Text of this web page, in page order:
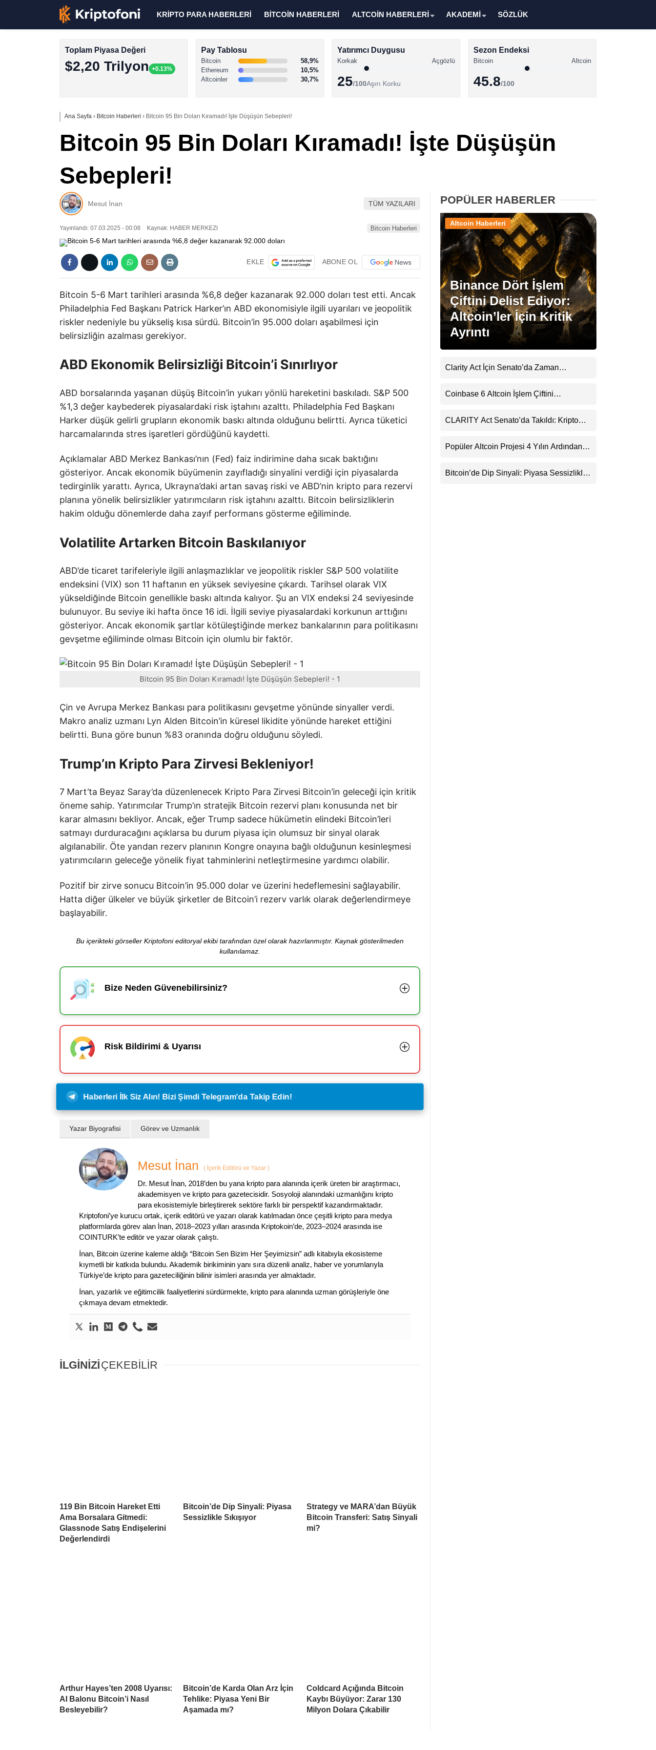
Altcoin Haberleri
XRP Haberleri
Memecoin Haberleri
Stablecoin Haberleri
Facebook
Instagram
LinkedIn
Telegram
KRİPTO PARA HABERLERİ BİTCOİN HABERLERİ ALTCOİN HABERLERİ AKADEMİ SÖZLÜK
Toplam Piyasa Değeri
$2,20 Trilyon +0.13%
Pay Tablosu
Bitcoin
58,9%
Ethereum
10,5%
Altcoinler
30,7%
Yatırımcı Duygusu
Korkak Açgözlü
25/100Aşırı Korku
Sezon Endeksi
Bitcoin Altcoin
45.8/100
Ana Sayfa › Bitcoin Haberleri › Bitcoin 95 Bin Doları Kıramadı! İşte Düşüşün Sebepleri!
Bitcoin 95 Bin Doları Kıramadı! İşte Düşüşün
Sebepleri!
Mesut İnan TÜM YAZILARI
Yayınlandı: 07.03.2025 - 00:08 Kaynak: HABER MERKEZI Bitcoin Haberleri
EKLE ABONE OL
Bitcoin 5-6 Mart tarihleri arasında %6,8 değer kazanarak 92.000 doları test etti. Ancak
Philadelphia Fed Başkanı Patrick Harker’ın ABD ekonomisiyle ilgili uyarıları ve jeopolitik
riskler nedeniyle bu yükseliş kısa sürdü. Bitcoin’in 95.000 doları aşabilmesi için
belirsizliğin azalması gerekiyor.
ABD Ekonomik Belirsizliği Bitcoin’i Sınırlıyor
ABD borsalarında yaşanan düşüş Bitcoin’in yukarı yönlü hareketini baskıladı. S&P 500
%1,3 değer kaybederek piyasalardaki risk iştahını azalttı. Philadelphia Fed Başkanı
Harker düşük gelirli grupların ekonomik baskı altında olduğunu belirtti. Ayrıca tüketici
harcamalarında stres işaretleri gördüğünü kaydetti.
Açıklamalar ABD Merkez Bankası’nın (Fed) faiz indirimine daha sıcak baktığını
gösteriyor. Ancak ekonomik büyümenin zayıfladığı sinyalini verdiği için piyasalarda
tedirginlik yarattı. Ayrıca, Ukrayna’daki artan savaş riski ve ABD’nin kripto para rezervi
planına yönelik belirsizlikler yatırımcıların risk iştahını azalttı. Bitcoin belirsizliklerin
hakim olduğu dönemlerde daha zayıf performans gösterme eğiliminde.
Volatilite Artarken Bitcoin Baskılanıyor
ABD’de ticaret tarifeleriyle ilgili anlaşmazlıklar ve jeopolitik riskler S&P 500 volatilite
endeksini (VIX) son 11 haftanın en yüksek seviyesine çıkardı. Tarihsel olarak VIX
yükseldiğinde Bitcoin genellikle baskı altında kalıyor. Şu an VIX endeksi 24 seviyesinde
bulunuyor. Bu seviye iki hafta önce 16 idi. İlgili seviye piyasalardaki korkunun arttığını
gösteriyor. Ancak ekonomik şartlar kötüleştiğinde merkez bankalarının para politikasını
gevşetme eğiliminde olması Bitcoin için olumlu bir faktör.
Bitcoin 95 Bin Doları Kıramadı! İşte Düşüşün Sebepleri! - 1
Çin ve Avrupa Merkez Bankası para politikasını gevşetme yönünde sinyaller verdi.
Makro analiz uzmanı Lyn Alden Bitcoin’in küresel likidite yönünde hareket ettiğini
belirtti. Buna göre bunun %83 oranında doğru olduğunu söyledi.
Trump’ın Kripto Para Zirvesi Bekleniyor!
7 Mart’ta Beyaz Saray’da düzenlenecek Kripto Para Zirvesi Bitcoin’in geleceği için kritik
öneme sahip. Yatırımcılar Trump’ın stratejik Bitcoin rezervi planı konusunda net bir
karar almasını bekliyor. Ancak, eğer Trump sadece hükümetin elindeki Bitcoin’leri
satmayı durduracağını açıklarsa bu durum piyasa için olumsuz bir sinyal olarak
algılanabilir. Öte yandan rezerv planının Kongre onayına bağlı olduğunun kesinleşmesi
yatırımcıların geleceğe yönelik fiyat tahminlerini netleştirmesine yardımcı olabilir.
Pozitif bir zirve sonucu Bitcoin’in 95.000 dolar ve üzerini hedeflemesini sağlayabilir.
Hatta diğer ülkeler ve büyük şirketler de Bitcoin’i rezerv varlık olarak değerlendirmeye
başlayabilir.
Bu içerikteki görseller Kriptofoni editoryal ekibi tarafından özel olarak hazırlanmıştır. Kaynak gösterilmeden
kullanılamaz.
Bize Neden Güvenebilirsiniz?
Risk Bildirimi & Uyarısı
Haberleri İlk Siz Alın! Bizi Şimdi Telegram'da Takip Edin!
Yazar Biyografisi Görev ve Uzmanlık
Mesut İnan ( İçerik Editörü ve Yazar )
Dr. Mesut İnan, 2018’den bu yana kripto para alanında içerik üreten bir araştırmacı,
akademisyen ve kripto para gazetecisidir. Sosyoloji alanındaki uzmanlığını kripto
para ekosistemiyle birleştirerek sektöre farklı bir perspektif kazandırmaktadır.
Kriptofoni’ye kurucu ortak, içerik editörü ve yazarı olarak katılmadan önce çeşitli kripto para medya
platformlarda görev alan İnan, 2018–2023 yılları arasında Kriptokoin’de, 2023–2024 arasında ise
COINTURK’te editör ve yazar olarak çalıştı.
İnan, Bitcoin üzerine kaleme aldığı “Bitcoin Sen Bizim Her Şeyimizsin” adlı kitabıyla ekosisteme
kıymetli bir katkıda bulundu. Akademik birikiminin yanı sıra düzenli analiz, haber ve yorumlarıyla
Türkiye’de kripto para gazeteciliğinin bilinir isimleri arasında yer almaktadır.
İnan, yazarlık ve eğitimcilik faaliyetlerini sürdürmekte, kripto para alanında uzman görüşleriyle öne
çıkmaya devam etmektedir.
İLGİNİZİÇEKEBİLİR
119 Bin Bitcoin Hareket Etti
Ama Borsalara Gitmedi:
Glassnode Satış Endişelerini
Değerlendirdi
Bitcoin’de Dip Sinyali: Piyasa
Sessizlikle Sıkışıyor
Strategy ve MARA’dan Büyük
Bitcoin Transferi: Satış Sinyali
mi?
Arthur Hayes’ten 2008 Uyarısı:
AI Balonu Bitcoin’i Nasıl
Besleyebilir?
Bitcoin’de Karda Olan Arz İçin
Tehlike: Piyasa Yeni Bir
Aşamada mı?
Coldcard Açığında Bitcoin
Kaybı Büyüyor: Zarar 130
Milyon Dolara Çıkabilir
POPÜLER HABERLER
Binance Dört İşlem
Çiftini Delist Ediyor:
Altcoin’ler İçin Kritik
Ayrıntı
Altcoin Haberleri
Clarity Act İçin Senato’da Zaman
Coinbase 6 Altcoin İşlem Çiftini
CLARITY Act Senato’da Takıldı: Kripto
Popüler Altcoin Projesi 4 Yılın Ardından
Uyarısı
Bitcoin’de Dip Sinyali: Piyasa Sessizlikle